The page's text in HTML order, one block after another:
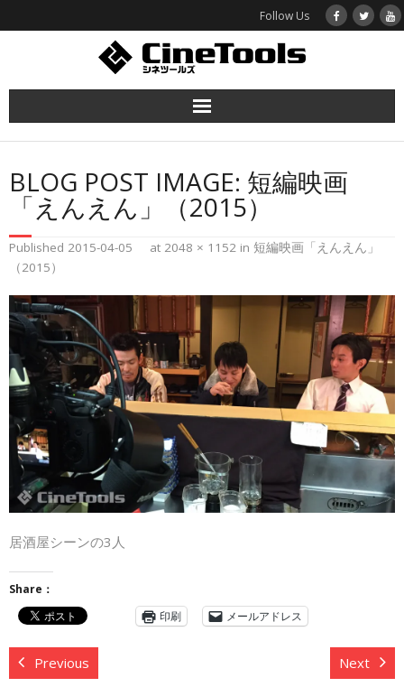
Follow Us
ホーム
函館映画プロジェクト
お問い合わせ
BLOG POST IMAGE: 短編映画
「えんえん」（2015）
Published 2015-04-05 at 2048 × 1152 in 短編映画「えんえん」
（2015）
居酒屋シーンの3人
Share：
印刷
メールアドレス
Previous Next